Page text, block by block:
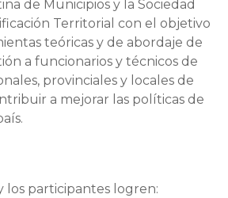
de Municipios y la Sociedad
Territorial con el objetivo
teóricas y de abordaje de
a funcionarios y técnicos de
provinciales y locales de
a mejorar las políticas de
los participantes logren: